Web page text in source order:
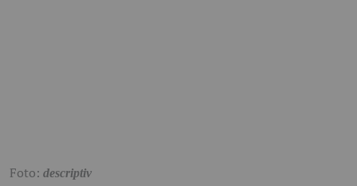
Foto: descriptiv